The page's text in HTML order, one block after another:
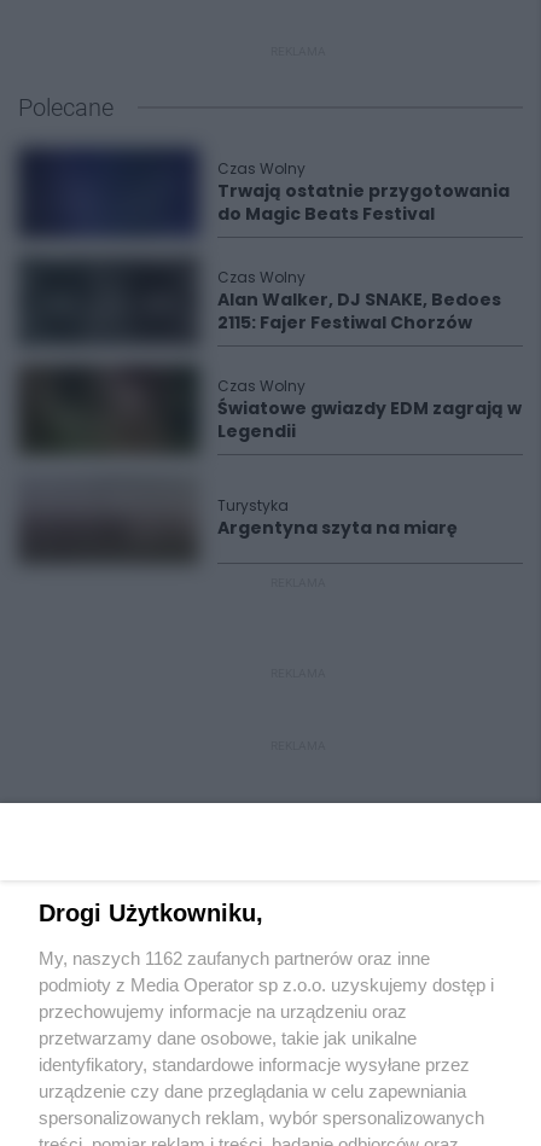
Polecane
Czas Wolny
Trwają ostatnie przygotowania
do Magic Beats Festival
Czas Wolny
Alan Walker, DJ SNAKE, Bedoes
2115: Fajer Festiwal Chorzów
Czas Wolny
Światowe gwiazdy EDM zagrają w
Legendii
Turystyka
Argentyna szyta na miarę
Wydawca mediówlokalnych
Nie zapomnij
Drogi Użytkowniku,
My, naszych 1162 zaufanych partnerów oraz inne
podmioty z Media Operator sp z.o.o. uzyskujemy dostęp i
przechowujemy informacje na urządzeniu oraz
przetwarzamy dane osobowe, takie jak unikalne
identyfikatory, standardowe informacje wysyłane przez
urządzenie czy dane przeglądania w celu zapewniania
spersonalizowanych reklam, wybór spersonalizowanych